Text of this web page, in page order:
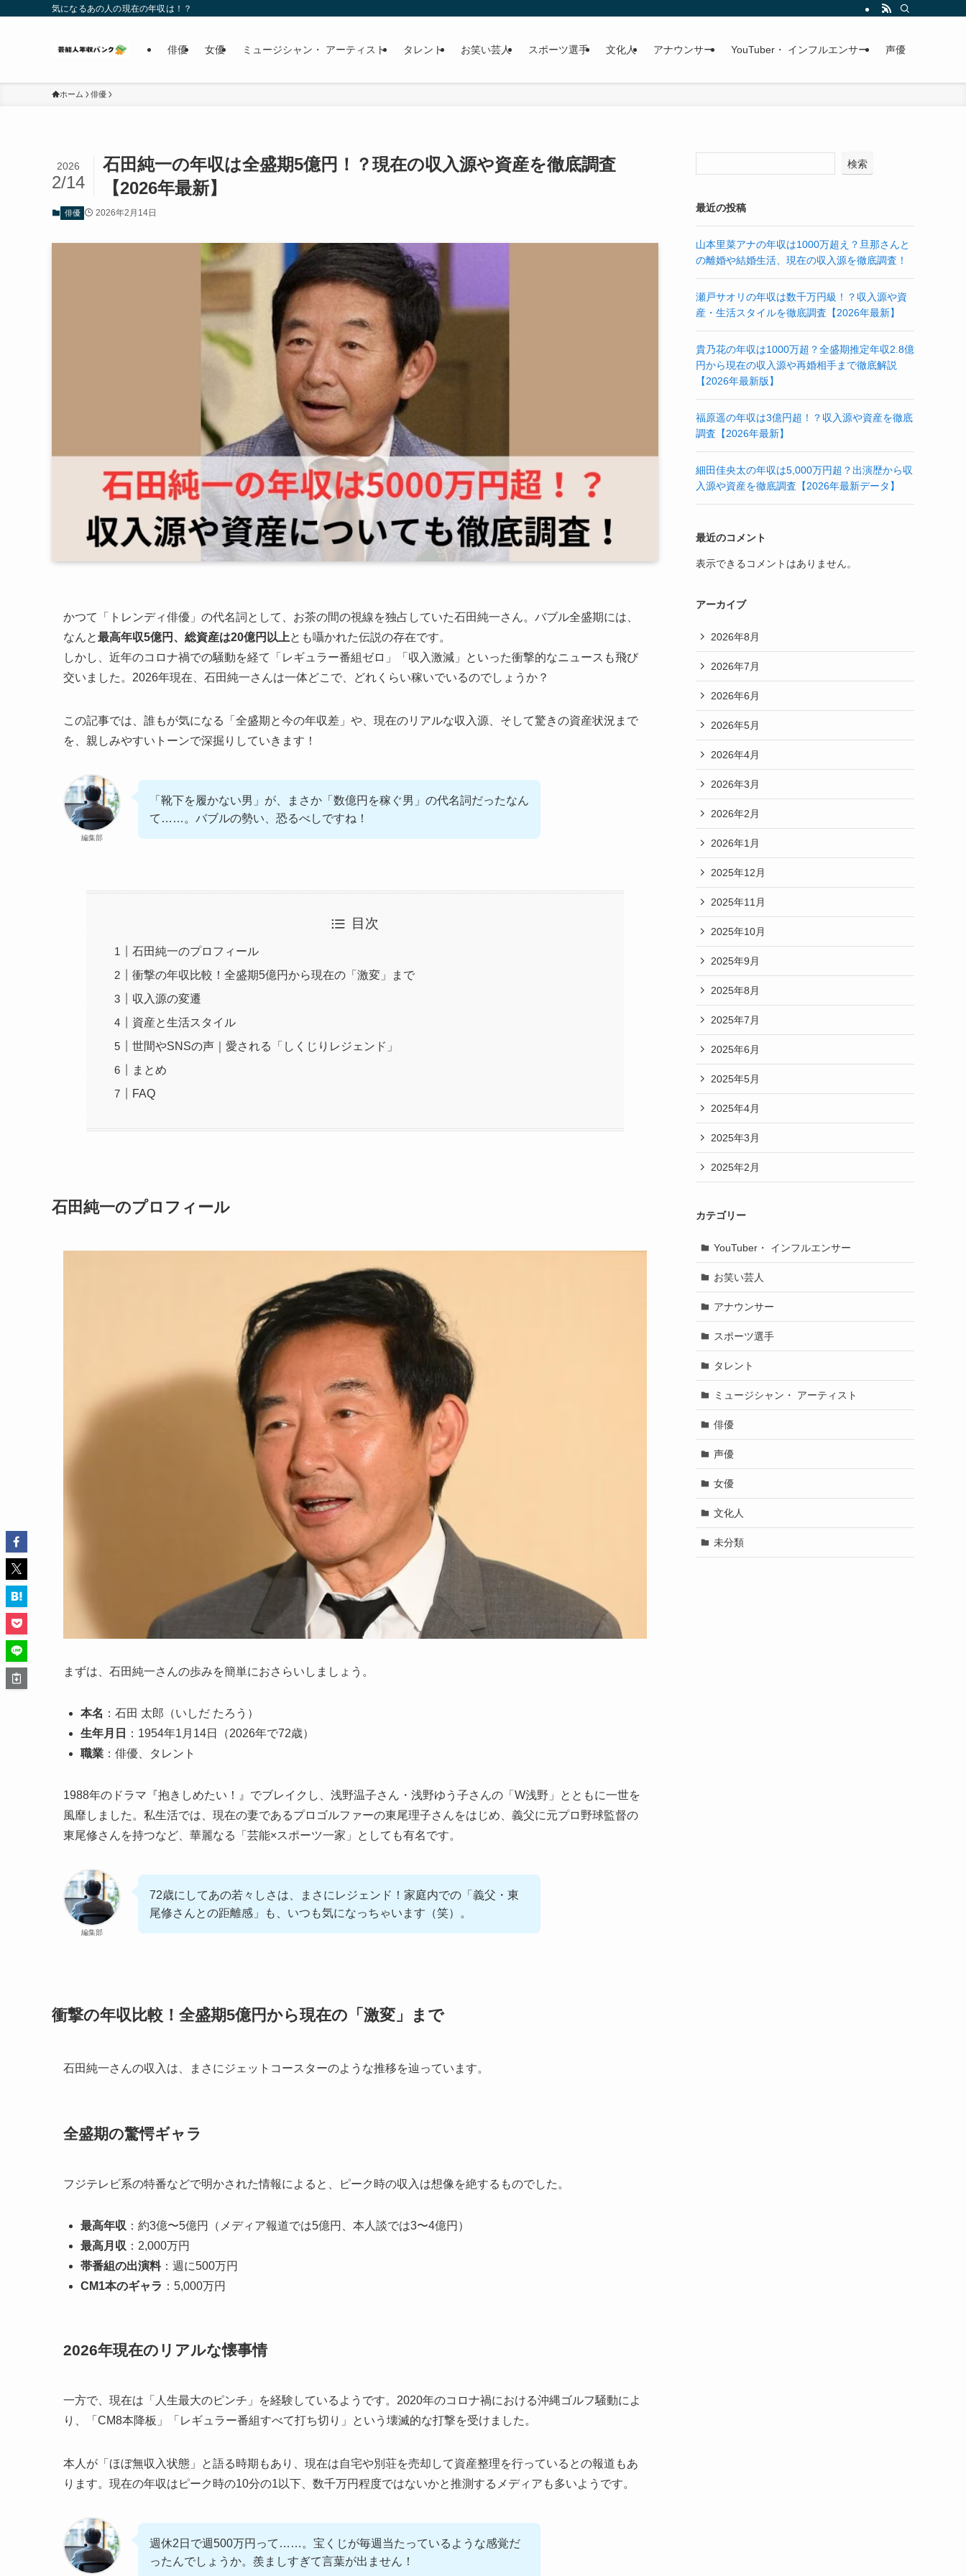
気になるあの人の現在の年収は！？
俳優 女優 ミュージシャン・ アーティスト タレント お笑い芸人 スポーツ選手 文化人 アナウンサー YouTuber・ インフルエンサー 声優
ホーム 俳優
石田純一の年収は全盛期5億円！？現在の収入源や資産を徹底調査
【2026年最新】
2026
2/14
俳優 2026年2月14日
かつて「トレンディ俳優」の代名詞として、お茶の間の視線を独占していた石田純一さん。バブル全盛期には、
なんと最高年収5億円、総資産は20億円以上とも囁かれた伝説の存在です。
しかし、近年のコロナ禍での騒動を経て「レギュラー番組ゼロ」「収入激減」といった衝撃的なニュースも飛び
交いました。2026年現在、石田純一さんは一体どこで、どれくらい稼いでいるのでしょうか？
この記事では、誰もが気になる「全盛期と今の年収差」や、現在のリアルな収入源、そして驚きの資産状況まで
を、親しみやすいトーンで深掘りしていきます！
編集部
「靴下を履かない男」が、まさか「数億円を稼ぐ男」の代名詞だったなん
て……。バブルの勢い、恐るべしですね！
目次
石田純一のプロフィール
衝撃の年収比較！全盛期5億円から現在の「激変」まで
収入源の変遷
資産と生活スタイル
世間やSNSの声｜愛される「しくじりレジェンド」
まとめ
FAQ
石田純一のプロフィール
まずは、石田純一さんの歩みを簡単におさらいしましょう。
本名 ：石田 太郎（いしだ たろう）
生年月日
：1954年1月14日（2026年で72歳）
職業 ：俳優、タレント
1988年のドラマ『抱きしめたい！』でブレイクし、浅野温子さん・浅野ゆう子さんの「W浅野」とともに一世を
風靡しました。私生活では、現在の妻であるプロゴルファーの東尾理子さんをはじめ、義父に元プロ野球監督の
東尾修さんを持つなど、華麗なる「芸能×スポーツ一家」としても有名です。
編集部
72歳にしてあの若々しさは、まさにレジェンド！家庭内での「義父・東
尾修さんとの距離感」も、いつも気になっちゃいます（笑）。
衝撃の年収比較！全盛期5億円から現在の「激変」まで
石田純一さんの収入は、まさにジェットコースターのような推移を辿っています。
全盛期の驚愕ギャラ
フジテレビ系の特番などで明かされた情報によると、ピーク時の収入は想像を絶するものでした。
最高年収 ：約3億〜5億円（メディア報道では5億円、本人談では3〜4億円）
最高月収 ：2,000万円
帯番組の出演料：週に500万円
CM1本のギャラ ：5,000万円
2026年現在のリアルな懐事情
一方で、現在は「人生最大のピンチ」を経験しているようです。2020年のコロナ禍における沖縄ゴルフ騒動によ
り、「CM8本降板」「レギュラー番組すべて打ち切り」という壊滅的な打撃を受けました。
本人が「ほぼ無収入状態」と語る時期もあり、現在は自宅や別荘を売却して資産整理を行っているとの報道もあ
ります。現在の年収はピーク時の10分の1以下、数千万円程度ではないかと推測するメディアも多いようです。
週休2日で週500万円って……。宝くじが毎週当たっているような感覚だ
ったんでしょうか。羨ましすぎて言葉が出ません！
検索
最近の投稿
山本里菜アナの年収は1000万超え？旦那さんと
の離婚や結婚生活、現在の収入源を徹底調査！
瀬戸サオリの年収は数千万円級！？収入源や資
産・生活スタイルを徹底調査【2026年最新】
貴乃花の年収は1000万超？全盛期推定年収2.8億
円から現在の収入源や再婚相手まで徹底解説
【2026年最新版】
福原遥の年収は3億円超！？収入源や資産を徹底
調査【2026年最新】
細田佳央太の年収は5,000万円超？出演歴から収
入源や資産を徹底調査【2026年最新データ】
最近のコメント
表示できるコメントはありません。
アーカイブ
2026年8月
2026年7月
2026年6月
2026年5月
2026年4月
2026年3月
2026年2月
2026年1月
2025年12月
2025年11月
2025年10月
2025年9月
2025年8月
2025年7月
2025年6月
2025年5月
2025年4月
2025年3月
2025年2月
カテゴリー
YouTuber・ インフルエンサー
お笑い芸人
アナウンサー
スポーツ選手
タレント
ミュージシャン・ アーティスト
俳優
声優
女優
文化人
未分類